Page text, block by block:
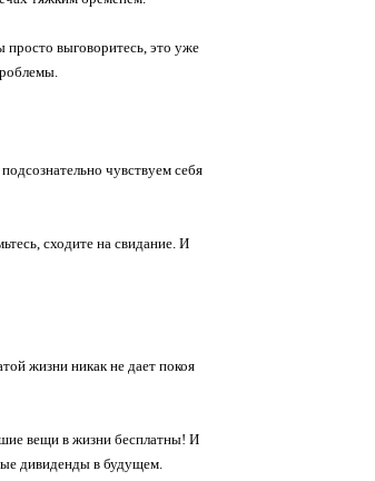
выговоритесь, это уже
чувствуем себя
сходите на свидание. И
жизни никак не дает покоя
вещи в жизни бесплатны! И
дивиденды в будущем.